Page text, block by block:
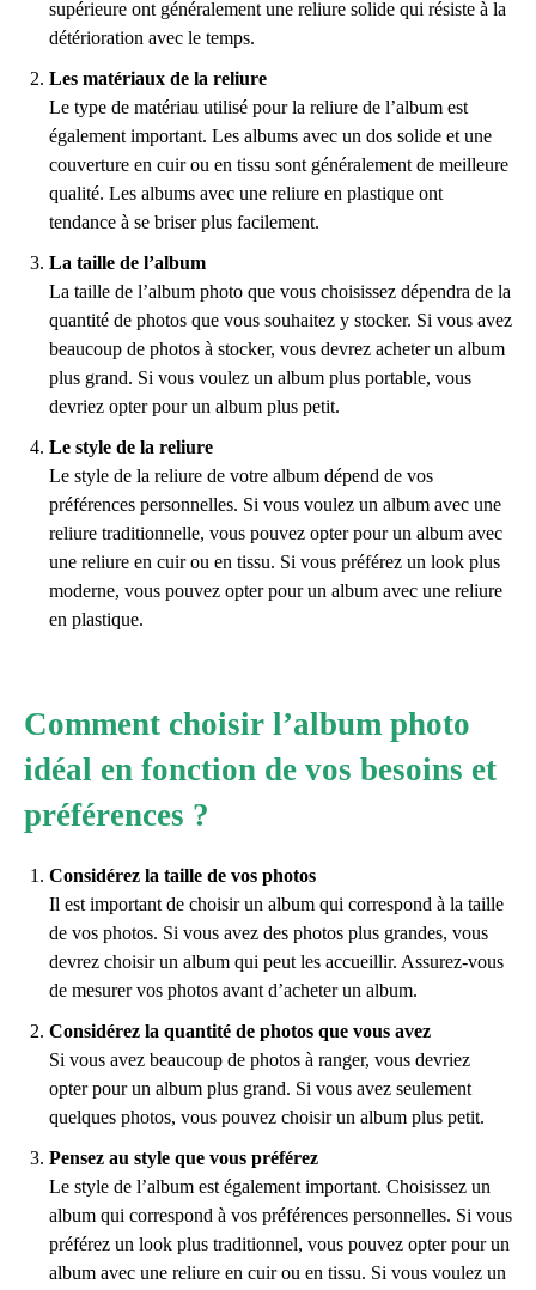
supérieure ont généralement une reliure solide qui résiste à la
détérioration avec le temps.
Les matériaux de la reliure
Le type de matériau utilisé pour la reliure de l’album est
également important. Les albums avec un dos solide et une
couverture en cuir ou en tissu sont généralement de meilleure
qualité. Les albums avec une reliure en plastique ont
tendance à se briser plus facilement.
La taille de l’album
La taille de l’album photo que vous choisissez dépendra de la
quantité de photos que vous souhaitez y stocker. Si vous avez
beaucoup de photos à stocker, vous devrez acheter un album
plus grand. Si vous voulez un album plus portable, vous
devriez opter pour un album plus petit.
Le style de la reliure
Le style de la reliure de votre album dépend de vos
préférences personnelles. Si vous voulez un album avec une
reliure traditionnelle, vous pouvez opter pour un album avec
une reliure en cuir ou en tissu. Si vous préférez un look plus
moderne, vous pouvez opter pour un album avec une reliure
en plastique.
Comment choisir l’album photo
idéal en fonction de vos besoins et
préférences ?
Considérez la taille de vos photos
Il est important de choisir un album qui correspond à la taille
de vos photos. Si vous avez des photos plus grandes, vous
devrez choisir un album qui peut les accueillir. Assurez-vous
de mesurer vos photos avant d’acheter un album.
Considérez la quantité de photos que vous avez
Si vous avez beaucoup de photos à ranger, vous devriez
opter pour un album plus grand. Si vous avez seulement
quelques photos, vous pouvez choisir un album plus petit.
Pensez au style que vous préférez
Le style de l’album est également important. Choisissez un
album qui correspond à vos préférences personnelles. Si vous
préférez un look plus traditionnel, vous pouvez opter pour un
album avec une reliure en cuir ou en tissu. Si vous voulez un